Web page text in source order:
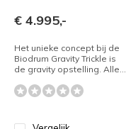
€ 4.995,-
Het unieke concept bij de
Biodrum Gravity Trickle is
de gravity opstelling. Alle...